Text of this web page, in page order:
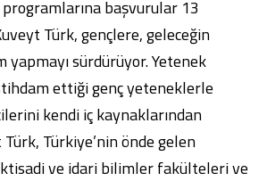
başvurular 13
Türk, gençlere, geleceğin
yapmayı sürdürüyor. Yetenek
ettiği genç yeteneklerle
kendi iç kaynaklarından
Türkiye’nin önde gelen
ve idari bilimler fakülteleri ve